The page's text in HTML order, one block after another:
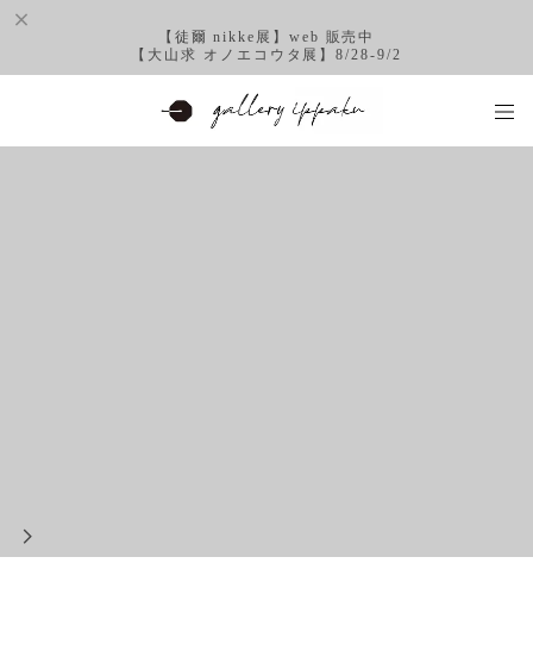
【徒爾 nikke展】web 販売中
【大山求 オノエコウタ展】8/28-9/2